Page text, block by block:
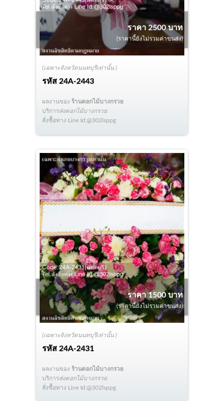
(เฉพาะจังหวัดนนทบุรีเท่านั้น )
รหัส 24A-2443
ราคา 2500 บาท
(ราคานี้ยังไม่รวมค่าขนส่ง)
ผลงานของ ร้านดอกไม้บางกรวย
บริการส่งดอกไม้บางกรวย
สั่งซื้อทาง Line Id:@302lsppg
(เฉพาะจังหวัดนนทบุรีเท่านั้น )
รหัส 24A-2431
ราคา 1500 บาท
(ราคานี้ยังไม่รวมค่าขนส่ง)
ผลงานของ ร้านดอกไม้บางกรวย
บริการส่งดอกไม้บางกรวย
สั่งซื้อทาง Line Id:@302lsppg